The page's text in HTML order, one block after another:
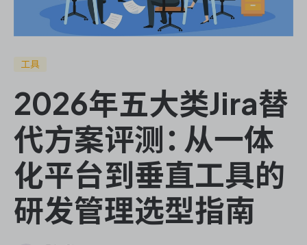
ONES Desk
ONES Assistant
敏捷研发管理
工具
2026年五大类Jira替
代方案评测：从一体
化平台到垂直工具的
研发管理选型指南